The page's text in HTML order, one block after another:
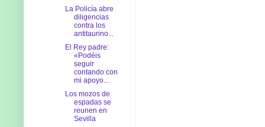
La Policía abre
diligencias
contra los
antitaurino...
El Rey padre:
«Podéis
seguir
contando con
mi apoyo...
Los mozos de
espadas se
reunen en
Sevilla